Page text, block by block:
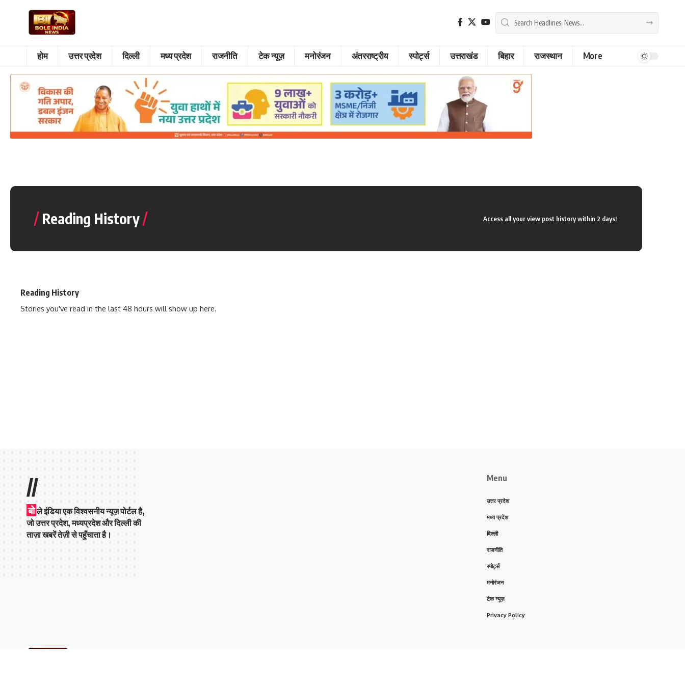
होम उत्तर प्रदेश दिल्ली मध्य प्रदेश राजनीति टेक न्यूज़ मनोरंजन अंतरराष्ट्रीय स्पोर्ट्स उत्तराखंड बिहार राजस्थान More
Reading History Access all your view post history within 2 days!
Reading History
Stories you've read in the last 48 hours will show up here.
//
बो ले इंडिया एक विश्वसनीय न्यूज़ पोर्टल है,
जो उत्तर प्रदेश, मध्यप्रदेश और दिल्ली की
ताज़ा खबरें तेज़ी से पहुँचाता है।
Menu
उत्तर प्रदेश
मध्य प्रदेश
दिल्ली
राजनीति
स्पोर्ट्स
मनोरंजन
टेक न्यूज़
Privacy Policy